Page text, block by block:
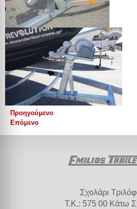
Προηγούμενο
Επόμενο
Σχολάρι
Τ.Κ.: 575 00 Κάτω